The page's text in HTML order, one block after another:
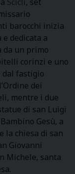
barocchi inizia
dedicata a
da un primo
corinzi e uno
dal fastigio
dei
mentre i due
di san Luigi
Gesù, a
la chiesa di san
Giovanni
Michele, santa